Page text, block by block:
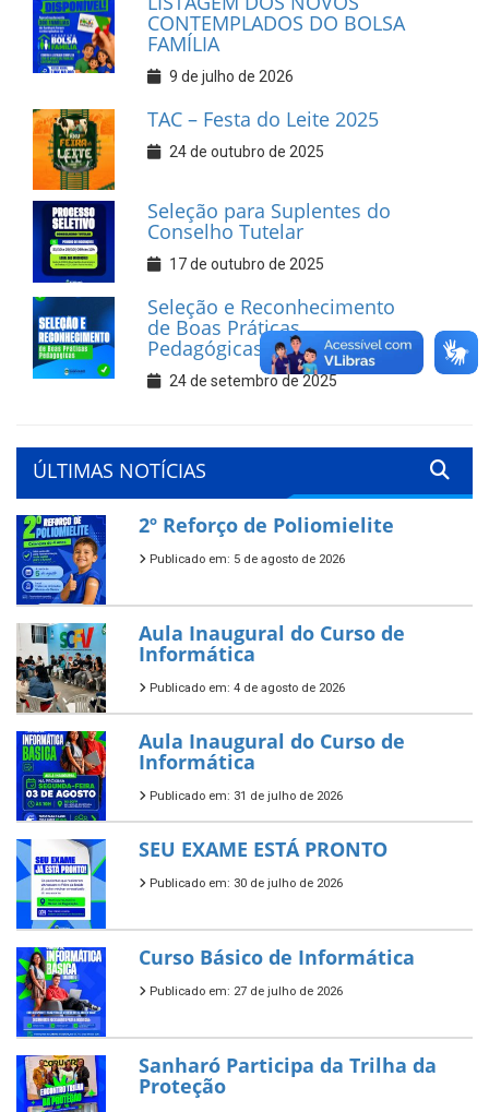
CONTEMPLADOS DO BOLSA
FAMÍLIA
9 de julho de 2026
TAC – Festa do Leite 2025
24 de outubro de 2025
Seleção para Suplentes do
Conselho Tutelar
17 de outubro de 2025
Seleção e Reconhecimento
de Boas Práticas
Pedagógicas
24 de setembro de 2025
ÚLTIMAS NOTÍCIAS
2º Reforço de Poliomielite
Publicado em: 5 de agosto de 2026
Aula Inaugural do Curso de
Informática
Publicado em: 4 de agosto de 2026
Aula Inaugural do Curso de
Informática
Publicado em: 31 de julho de 2026
SEU EXAME ESTÁ PRONTO
Publicado em: 30 de julho de 2026
Curso Básico de Informática
Publicado em: 27 de julho de 2026
Sanharó Participa da Trilha da
Proteção